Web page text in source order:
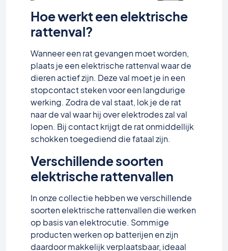
Hoe werkt een elektrische
rattenval?
Wanneer een rat gevangen moet worden,
plaats je een elektrische rattenval waar de
dieren actief zijn. Deze val moet je in een
stopcontact steken voor een langdurige
werking. Zodra de val staat, lok je de rat
naar de val waar hij over elektrodes zal val
lopen. Bij contact krijgt de rat onmiddellijk
schokken toegediend die fataal zijn.
Verschillende soorten
elektrische rattenvallen
In onze collectie hebben we verschillende
soorten elektrische rattenvallen die werken
op basis van elektrocutie. Sommige
producten werken op batterijen en zijn
daardoor makkelijk verplaatsbaar, ideaal